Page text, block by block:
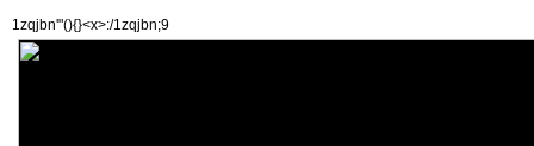
1zqjbn'"(){}<x>:/1zqjbn;9